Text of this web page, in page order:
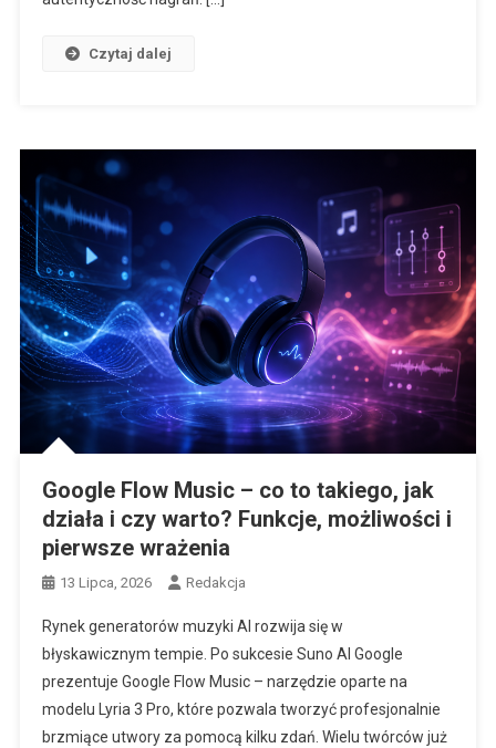
Czytaj dalej
Google Flow Music – co to takiego, jak
działa i czy warto? Funkcje, możliwości i
pierwsze wrażenia
13 Lipca, 2026 Redakcja
Rynek generatorów muzyki AI rozwija się w
błyskawicznym tempie. Po sukcesie Suno AI Google
prezentuje Google Flow Music – narzędzie oparte na
modelu Lyria 3 Pro, które pozwala tworzyć profesjonalnie
brzmiące utwory za pomocą kilku zdań. Wielu twórców już